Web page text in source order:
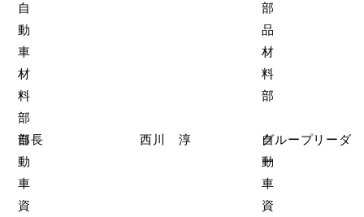
自
動
車
材
料
部
部
品
材
料
部
自
動
車
資
部長 西川 淳
自
動
車
資
グループリーダ
ー